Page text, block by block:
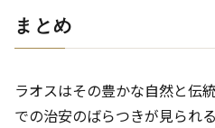
まとめ
ラオスはその豊かな自然と伝
での治安のばらつきが見られ